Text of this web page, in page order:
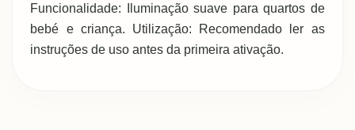
Funcionalidade: Iluminação suave para quartos de
bebé e criança. Utilização: Recomendado ler as
instruções de uso antes da primeira ativação.